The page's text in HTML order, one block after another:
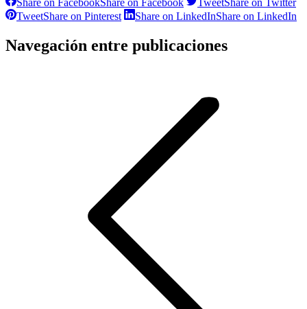
TweetShare on Pinterest Share on LinkedInShare on LinkedIn
Navegación entre publicaciones